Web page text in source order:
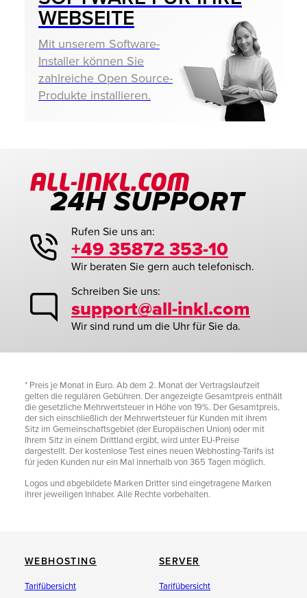
WEBSEITE
Mit unserem Software-
Installer können Sie
zahlreiche Open Source-
Produkte installieren.
Rufen Sie uns an:
+49 35872 353-10
Wir beraten Sie gern auch telefonisch.
Schreiben Sie uns:
support@all-inkl.com
Wir sind rund um die Uhr für Sie da.
* Preis je Monat in Euro. Ab dem 2. Monat der Vertragslaufzeit
gelten die regulären Gebühren. Der angezeigte Gesamtpreis enthält
die gesetzliche Mehrwertsteuer in Höhe von 19%. Der Gesamtpreis,
der sich einschließlich der Mehrwertsteuer für Kunden mit ihrem
Sitz im Gemeinschaftsgebiet (der Europäischen Union) oder mit
Ihrem Sitz in einem Drittland ergibt, wird unter EU-Preise
dargestellt. Der kostenlose Test eines neuen Webhosting-Tarifs ist
für jeden Kunden nur ein Mal innerhalb von 365 Tagen möglich.
Logos und abgebildete Marken Dritter sind eingetragene Marken
ihrer jeweiligen Inhaber. Alle Rechte vorbehalten.
WEBHOSTING
Tarifübersicht
SERVER
Tarifübersicht